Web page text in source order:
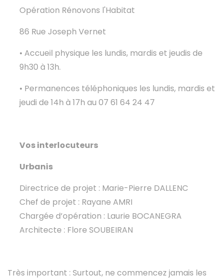
Opération Rénovons l'Habitat
86 Rue Joseph Vernet
• Accueil physique les lundis, mardis et jeudis de
9h30 à 13h.
• Permanences téléphoniques les lundis, mardis et
jeudi de 14h à 17h au 07 61 64 24 47
Vos interlocuteurs
Urbanis
Directrice de projet : Marie-Pierre DALLENC
Chef de projet : Rayane AMRI
Chargée d’opération : Laurie BOCANEGRA
Architecte : Flore SOUBEIRAN
Très important : Surtout, ne commencez jamais les